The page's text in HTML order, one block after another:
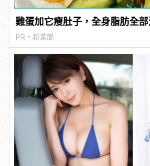
雞蛋加它瘦肚子，全身脂肪全
PR・新素簡